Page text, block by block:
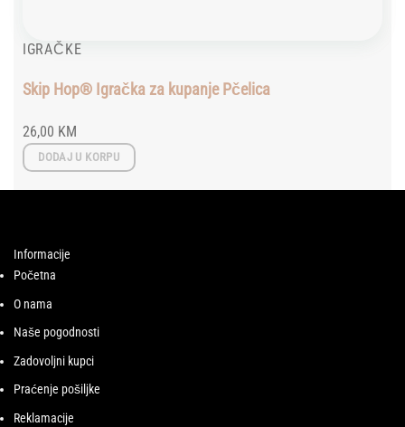
IGRAČKE
Skip Hop® Igračka za kupanje Pčelica
26,00 KM
DODAJ U KORPU
Informacije
Početna
O nama
Naše pogodnosti
Zadovoljni kupci
Praćenje pošiljke
Reklamacije